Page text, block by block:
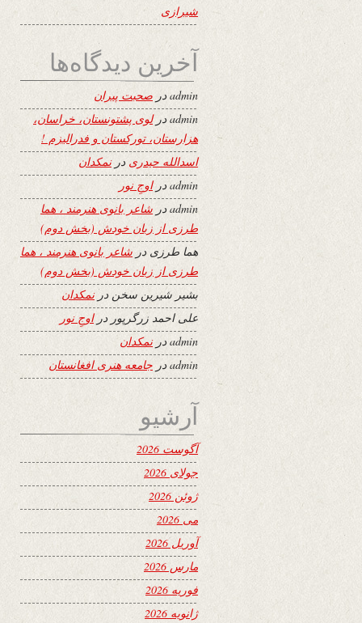
شیرازی
آخرین دیدگاه‌ها
adminدر صحبت پیران
admin درلوی پشتونستان، خراسان،
هزارستان، تورکستان و فدرالیزم !
اسدالله حیدری درنمکدان
adminدراوجِ نور
adminدر شاعر بانوی هنرمند ، هما
طرزی از زبان خودش (بخش دوم)
هما طرزی در شاعر بانوی هنرمند ، هما
طرزی از زبان خودش (بخش دوم)
بشیر شیرین سخن درنمکدان
علی احمد زرگرپور دراوجِ نور
adminدرنمکدان
admin در جامعه هنری افغانستان
آرشیو
آگوست 2026
جولای 2026
ژوئن 2026
می 2026
آوریل 2026
مارس 2026
فوریه 2026
ژانویه 2026